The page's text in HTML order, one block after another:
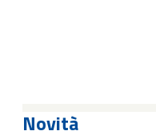
Novità